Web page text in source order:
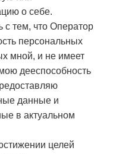
о себе.
тем, что Оператор
персональных
мной, и не имеет
дееспособность
данные и
в актуальном
целей